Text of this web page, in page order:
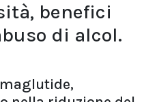
benefici
di alcol.